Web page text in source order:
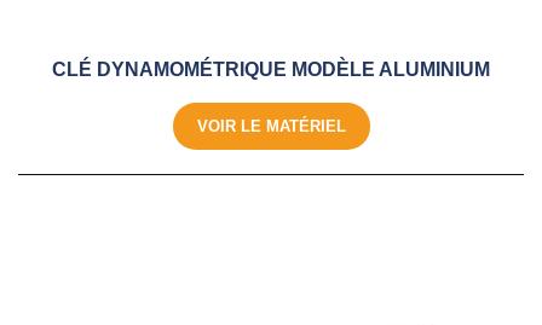
CLÉ DYNAMOMÉTRIQUE MODÈLE ALUMINIUM
VOIR LE MATÉRIEL